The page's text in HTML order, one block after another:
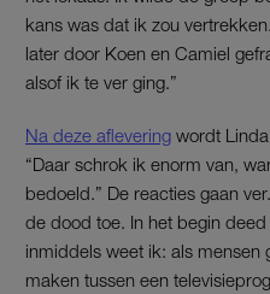
kans was dat ik zou
later door Koen en Camiel
alsof ik te ver ging.”
Na deze aflevering wordt
“Daar schrok ik enorm van,
bedoeld.” De reacties gaan
de dood toe. In het begin
inmiddels weet ik: als mensen
maken tussen een